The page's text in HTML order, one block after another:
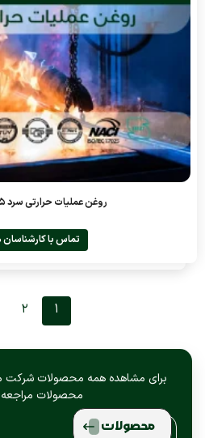
روغن عملیات حرارتی سرد QUENCH-X45
تماس با
1
2
برای مشاهده همه محصولات شرکت
محصولات مراجعه
محصولات